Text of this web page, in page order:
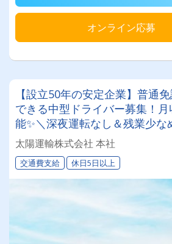
オンライン応募
【設立50年の安定企業】普通
できる中型ドライバー募集！
能✨＼深夜運転なし＆残業少な
の時間を大切にしながら働けま
専用車両
太陽運輸株式会社 本社
交通費支給 休日5日以上